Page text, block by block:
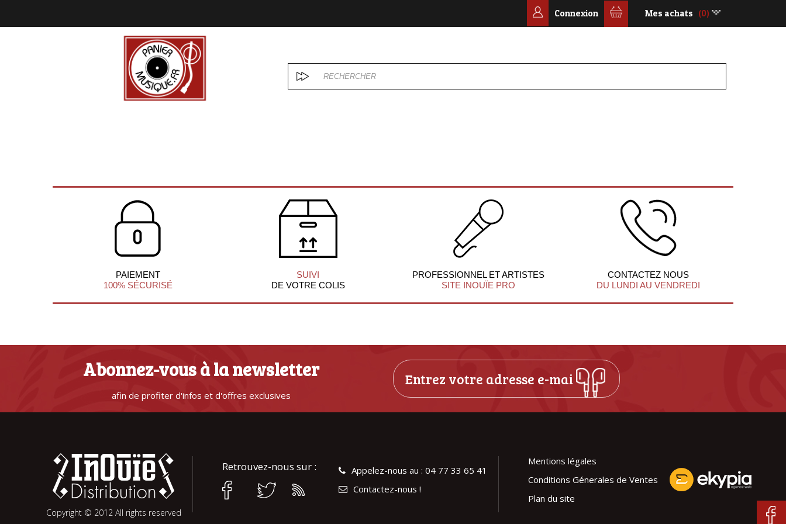
Mes achats (0)
Connexion
PAIEMENT
100% SÉCURISÉ
SUIVI
DE VOTRE COLIS
PROFESSIONNEL ET ARTISTES
SITE INOUÏE PRO
CONTACTEZ NOUS
DU LUNDI AU VENDREDI
Abonnez-vous à la newsletter
afin de profiter d'infos et d'offres exclusives
Copyright © 2012 All rights reserved
Retrouvez-nous sur :
Appelez-nous au : 04 77 33 65 41
Contactez-nous !
Mentions légales
Conditions Génerales de Ventes
Plan du site